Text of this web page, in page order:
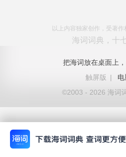
以上内容独家创作，受著
海词词典，十
把海词放在桌面上
触屏版
|
电
©2003 - 2026 海词